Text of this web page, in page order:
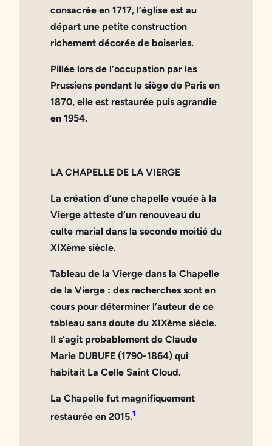
consacrée en 1717, l’église est au
départ une petite construction
richement décorée de boiseries.
Pillée lors de l’occupation par les
Prussiens pendant le siège de Paris en
1870, elle est restaurée puis agrandie
en 1954.
LA CHAPELLE DE LA VIERGE
La création d’une chapelle vouée à la
Vierge atteste d’un renouveau du
culte marial dans la seconde moitié du
XIXème siècle.
Tableau de la Vierge dans la Chapelle
de la Vierge : des recherches sont en
cours pour déterminer l’auteur de ce
tableau sans doute du XIXème siècle.
Il s’agit probablement de Claude
Marie DUBUFE (1790-1864) qui
habitait La Celle Saint Cloud.
La Chapelle fut magnifiquement
restaurée en 2015.1